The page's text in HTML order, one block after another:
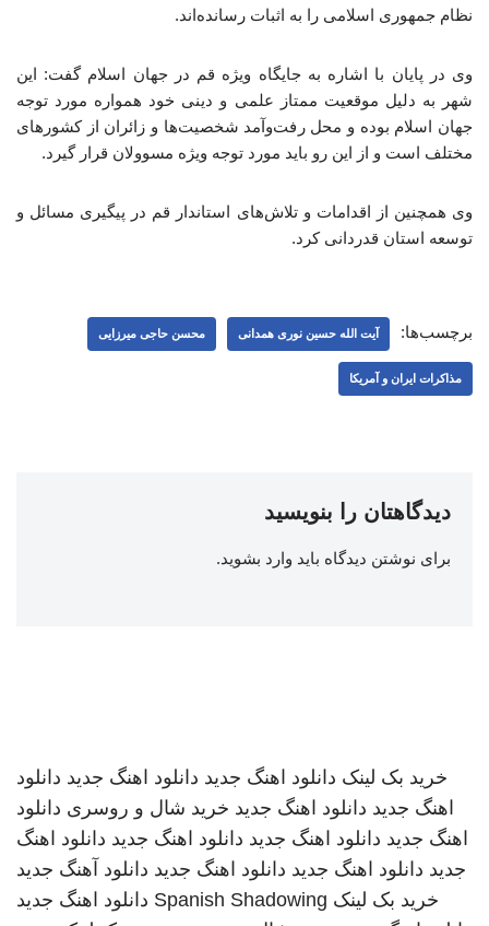
نظام جمهوری اسلامی را به اثبات رسانده‌اند.
وی در پایان با اشاره به جایگاه ویژه قم در جهان اسلام گفت: این
شهر به دلیل موقعیت ممتاز علمی و دینی خود همواره مورد توجه
جهان اسلام بوده و محل رفت‌وآمد شخصیت‌ها و زائران از کشورهای
مختلف است و از این رو باید مورد توجه ویژه مسوولان قرار گیرد.
وی همچنین از اقدامات و تلاش‌های استاندار قم در پیگیری مسائل و
توسعه استان قدردانی کرد.
برچسب‌ها: آیت الله حسین نوری همدانی محسن حاجی میرزایی
مذاکرات ایران و آمریکا
دیدگاهتان را بنویسید
برای نوشتن دیدگاه باید وارد بشوید.
خرید بک لینک دانلود اهنگ جدید دانلود اهنگ جدید دانلود
اهنگ جدید دانلود اهنگ جدید خرید شال و روسری دانلود
اهنگ جدید دانلود اهنگ جدید دانلود اهنگ جدید دانلود اهنگ
جدید دانلود اهنگ جدید دانلود اهنگ جدید دانلود آهنگ جدید
خرید بک لینک Spanish Shadowing دانلود اهنگ جدید